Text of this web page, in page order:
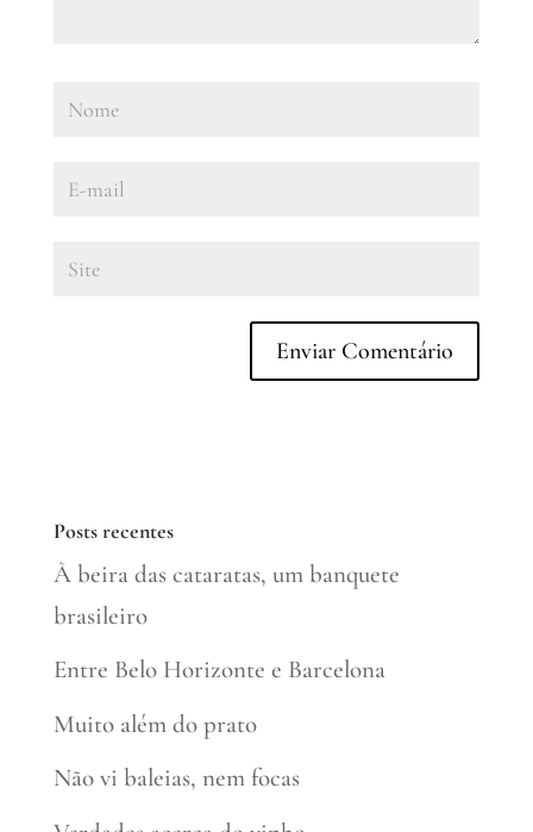
Posts recentes
À beira das cataratas, um banquete
brasileiro
Entre Belo Horizonte e Barcelona
Muito além do prato
Não vi baleias, nem focas